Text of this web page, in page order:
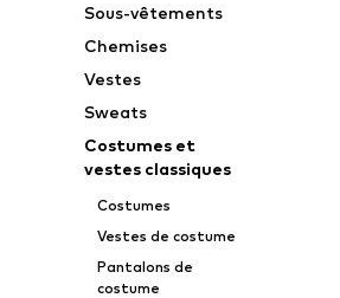
Sous-vêtements
Chemises
Vestes
Sweats
Costumes et
vestes classiques
Costumes
Vestes de costume
Pantalons de
costume